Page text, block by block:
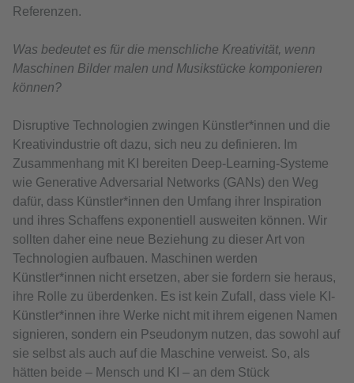
Referenzen.
Was bedeutet es für die menschliche Kreativität, wenn
Maschinen Bilder malen und Musikstücke komponieren
können?
Disruptive Technologien zwingen Künstler*innen und die
Kreativindustrie oft dazu, sich neu zu definieren. Im
Zusammenhang mit KI bereiten Deep-Learning-Systeme
wie Generative Adversarial Networks (GANs) den Weg
dafür, dass Künstler*innen den Umfang ihrer Inspiration
und ihres Schaffens exponentiell ausweiten können. Wir
sollten daher eine neue Beziehung zu dieser Art von
Technologien aufbauen. Maschinen werden
Künstler*innen nicht ersetzen, aber sie fordern sie heraus,
ihre Rolle zu überdenken. Es ist kein Zufall, dass viele KI-
Künstler*innen ihre Werke nicht mit ihrem eigenen Namen
signieren, sondern ein Pseudonym nutzen, das sowohl auf
sie selbst als auch auf die Maschine verweist. So, als
hätten beide – Mensch und KI – an dem Stück